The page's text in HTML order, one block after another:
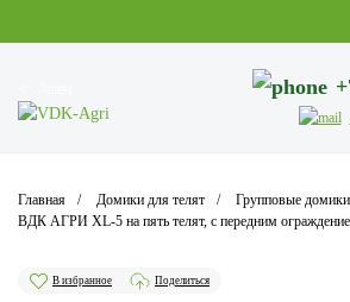
Главная Домики для телят Групповые домики
ВДК АГРИ XL-5 на пять телят, с передним
В избранное Поделиться